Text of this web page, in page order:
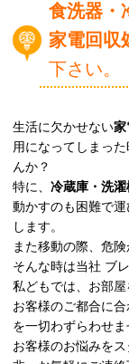
食洗器・
家電回収
下さい。
生活に欠かせない家
用になってしまっ
んか？
特に、 冷蔵庫・洗
動かすのも困難で
します。
また移動の際、危
そんな時は当社 ブ
私どもでは、お部屋
お客様のご都合に
を一切わずらわせま
お客様のお悩みを